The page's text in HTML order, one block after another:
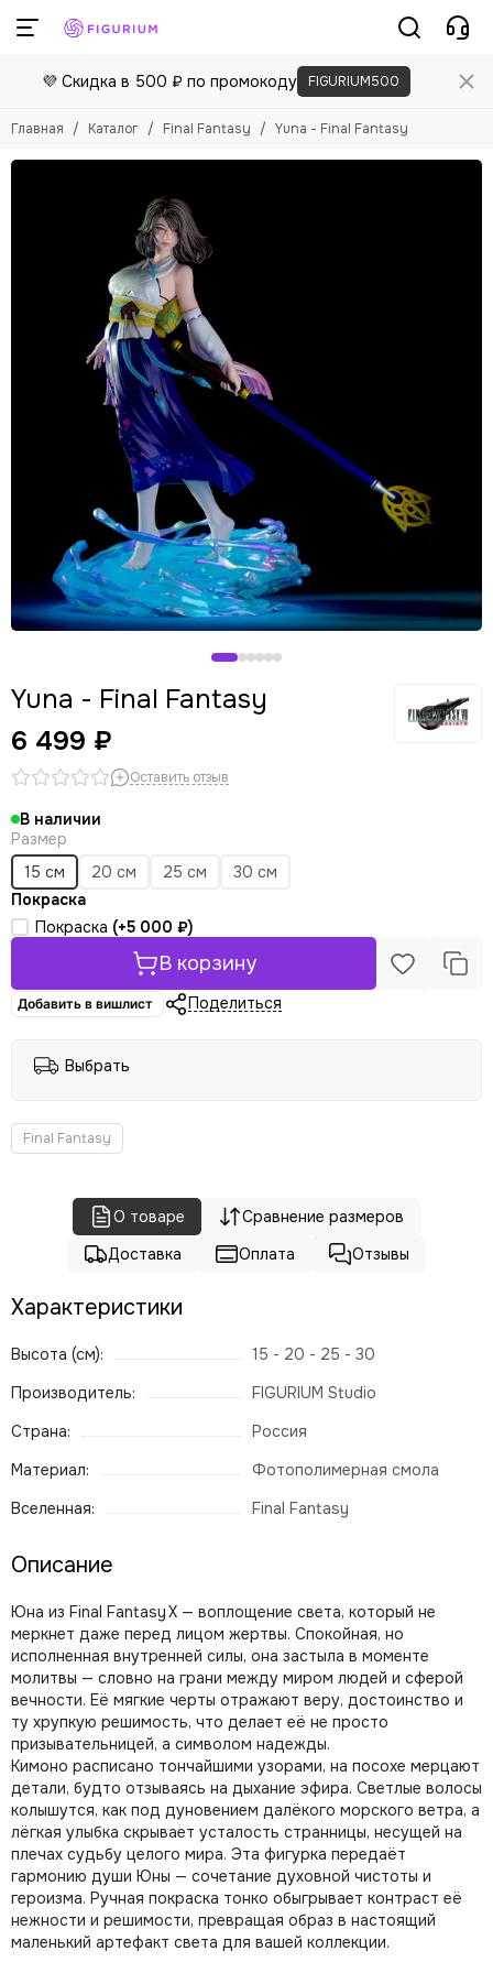
💜 Скидка в 500 ₽ по промокоду FIGURIUM500
Главная Каталог Final Fantasy Yuna - Final Fantasy
Yuna - Final Fantasy
6 499 ₽
Оставить отзыв
В наличии
Размер
15 см
20 см 25 см
30 см
Покраска
Покраска (+5 000 ₽)
В корзину
Добавить в вишлист Поделиться
Выбрать
Final Fantasy
О товаре
Сравнение размеров
Доставка
Оплата Отзывы
Характеристики
Высота (см):
15 - 20 - 25 - 30
Производитель:
FIGURIUM Studio
Страна:
Россия
Материал:
Фотополимерная смола
Вселенная:
Final Fantasy
Описание
Юна из Final Fantasy X — воплощение света, который не
меркнет даже перед лицом жертвы. Спокойная, но
исполненная внутренней силы, она застыла в моменте
молитвы — словно на грани между миром людей и сферой
вечности. Её мягкие черты отражают веру, достоинство и
ту хрупкую решимость, что делает её не просто
призывательницей, а символом надежды.
Кимоно расписано тончайшими узорами, на посохе мерцают
детали, будто отзываясь на дыхание эфира. Светлые волосы
колышутся, как под дуновением далёкого морского ветра, а
лёгкая улыбка скрывает усталость странницы, несущей на
плечах судьбу целого мира. Эта фигурка передаёт
гармонию души Юны — сочетание духовной чистоты и
героизма. Ручная покраска тонко обыгрывает контраст её
нежности и решимости, превращая образ в настоящий
маленький артефакт света для вашей коллекции.